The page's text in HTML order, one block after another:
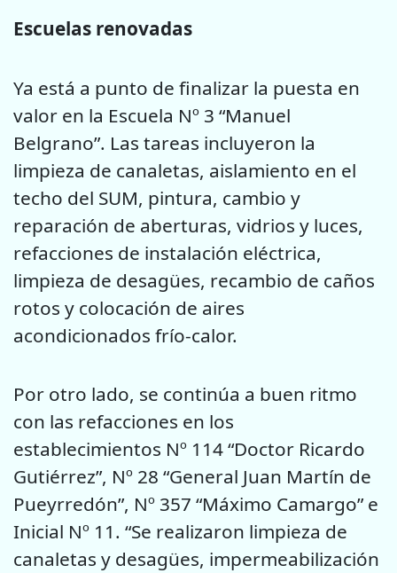
Escuelas renovadas
Ya está a punto de finalizar la puesta en
valor en la Escuela Nº 3 “Manuel
Belgrano”. Las tareas incluyeron la
limpieza de canaletas, aislamiento en el
techo del SUM, pintura, cambio y
reparación de aberturas, vidrios y luces,
refacciones de instalación eléctrica,
limpieza de desagües, recambio de caños
rotos y colocación de aires
acondicionados frío-calor.
Por otro lado, se continúa a buen ritmo
con las refacciones en los
establecimientos Nº 114 “Doctor Ricardo
Gutiérrez”, Nº 28 “General Juan Martín de
Pueyrredón”, Nº 357 “Máximo Camargo” e
Inicial Nº 11. “Se realizaron limpieza de
canaletas y desagües, impermeabilización